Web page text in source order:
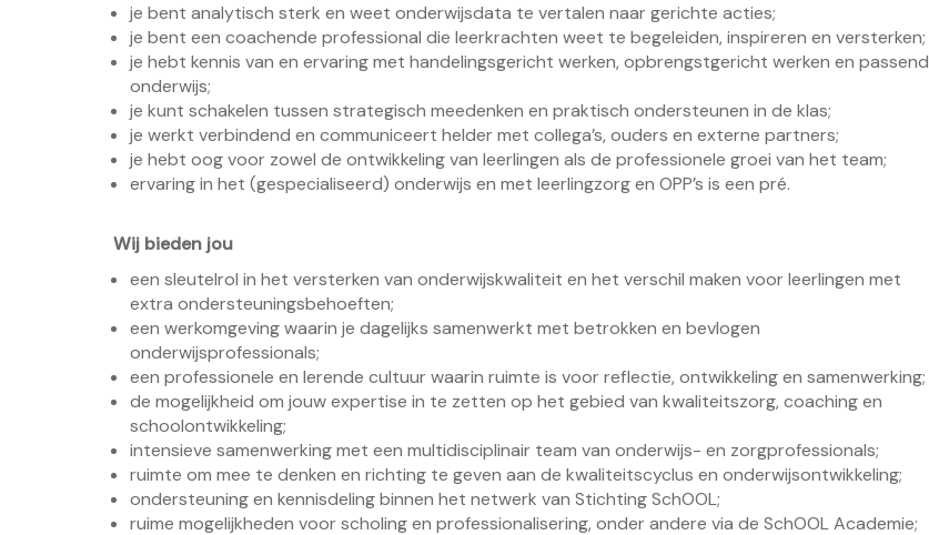
je bent analytisch sterk en weet onderwijsdata te vertalen naar gerichte acties;
je bent een coachende professional die leerkrachten weet te begeleiden, inspireren en versterken;
je hebt kennis van en ervaring met handelingsgericht werken, opbrengstgericht werken en passend
onderwijs;
je kunt schakelen tussen strategisch meedenken en praktisch ondersteunen in de klas;
je werkt verbindend en communiceert helder met collega’s, ouders en externe partners;
je hebt oog voor zowel de ontwikkeling van leerlingen als de professionele groei van het team;
ervaring in het (gespecialiseerd) onderwijs en met leerlingzorg en OPP’s is een pré.
Wij bieden jou
een sleutelrol in het versterken van onderwijskwaliteit en het verschil maken voor leerlingen met
extra ondersteuningsbehoeften;
een werkomgeving waarin je dagelijks samenwerkt met betrokken en bevlogen
onderwijsprofessionals;
een professionele en lerende cultuur waarin ruimte is voor reflectie, ontwikkeling en samenwerking;
de mogelijkheid om jouw expertise in te zetten op het gebied van kwaliteitszorg, coaching en
schoolontwikkeling;
intensieve samenwerking met een multidisciplinair team van onderwijs- en zorgprofessionals;
ruimte om mee te denken en richting te geven aan de kwaliteitscyclus en onderwijsontwikkeling;
ondersteuning en kennisdeling binnen het netwerk van Stichting SchOOL;
ruime mogelijkheden voor scholing en professionalisering, onder andere via de SchOOL Academie;